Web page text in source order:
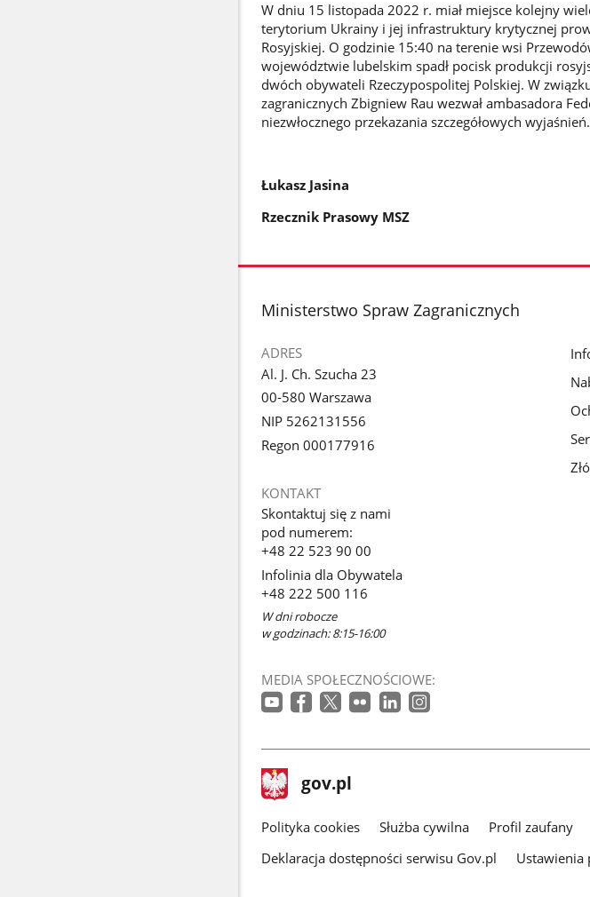
W dniu 15 listopada 2022 r. miał miejsce kolejny
terytorium Ukrainy i jej infrastruktury krytycznej
Rosyjskiej. O godzinie 15:40 na terenie wsi
województwie lubelskim spadł pocisk produkcji
dwóch obywateli Rzeczypospolitej Polskiej. W
zagranicznych Zbigniew Rau wezwał ambasadora
niezwłocznego przekazania szczegółowych wyjaśnień.
Łukasz Jasina
Rzecznik Prasowy MSZ
stopka
Ministerstwo Spraw Zagranicznych
ADRES
Al. J. Ch. Szucha 23
00-580 Warszawa
NIP 5262131556
Regon 000177916
KONTAKT
Skontaktuj się z nami
pod numerem:
+48 22 523 90 00
Infolinia dla Obywatela
+48 222 500 116
W dni robocze
w godzinach: 8:15-16:00
MEDIA SPOŁECZNOŚCIOWE:
stopka
gov.pl Strona
gov.pl
gov.pl
Polityka cookies Służba cywilna Profil zaufany
Deklaracja dostępności serwisu Gov.pl
Ustawienia